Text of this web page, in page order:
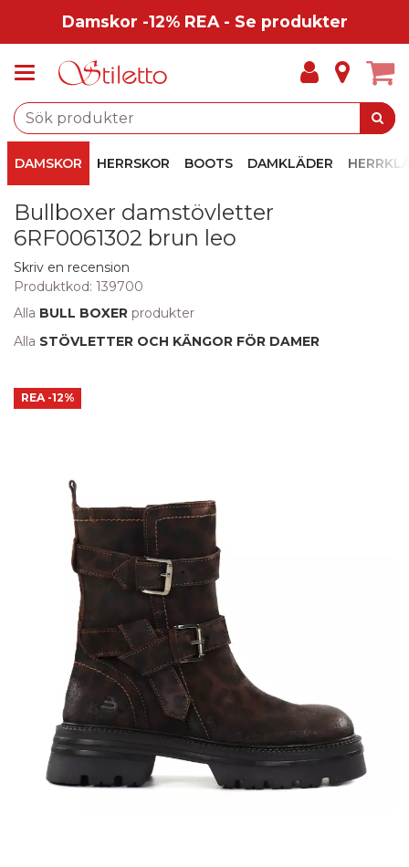
Damskor -12% REA - Se produkter
DAMSKOR HERRSKOR BOOTS DAMKLÄDER
Bullboxer damstövletter
6RF0061302 brun leo
Skriv en recension
Produktkod: 139700
Alla BULL BOXER produkter
Alla STÖVLETTER OCH KÄNGOR FÖR DAMER
REA -12%